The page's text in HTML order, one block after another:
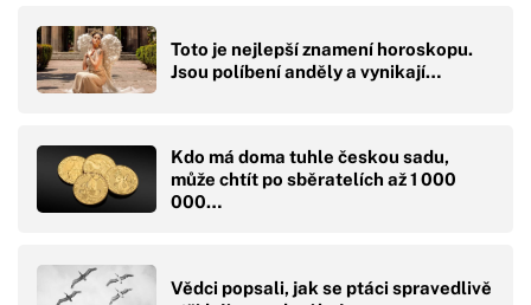
Toto je nejlepší znamení horoskopu.
Jsou políbení anděly a vynikají…
Kdo má doma tuhle českou sadu,
může chtít po sběratelích až 1 000
000…
Vědci popsali, jak se ptáci spravedlivě